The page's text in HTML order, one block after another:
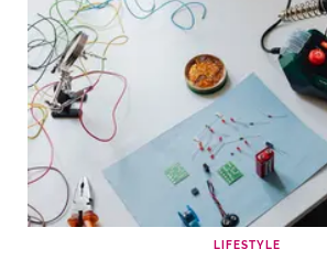
LIFESTYLE